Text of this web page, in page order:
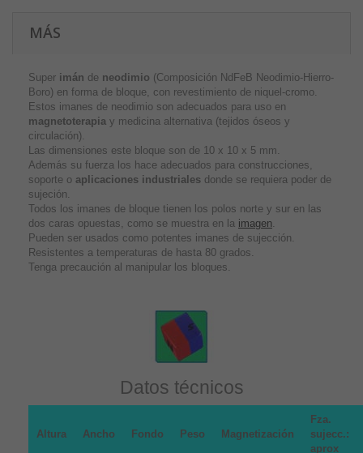
MÁS
Super imán de neodimio (Composición NdFeB Neodimio-Hierro-
Boro) en forma de bloque, con revestimiento de niquel-cromo.
Estos imanes de neodimio son adecuados para uso en
magnetoterapia y medicina alternativa (tejidos óseos y
circulación).
Las dimensiones este bloque son de 10 x 10 x 5 mm.
Además su fuerza los hace adecuados para construcciones,
soporte o aplicaciones industriales donde se requiera poder de
sujeción.
Todos los imanes de bloque tienen los polos norte y sur en las
dos caras opuestas, como se muestra en la imagen.
Pueden ser usados como potentes imanes de sujección.
Resistentes a temperaturas de hasta 80 grados.
Tenga precaución al manipular los bloques.
Datos técnicos
Altura Ancho Fondo Peso Magnetización
Fza.
sujecc.:
aprox